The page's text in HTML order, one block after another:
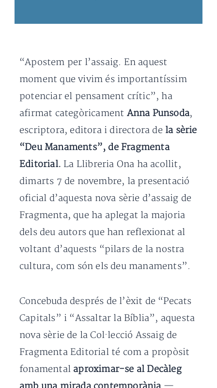
“Apostem per l’assaig. En aquest
moment que vivim és importantíssim
potenciar el pensament crític”, ha
afirmat categòricament Anna Punsoda,
escriptora, editora i directora de la sèrie
“Deu Manaments”, de Fragmenta
Editorial. La Llibreria Ona ha acollit,
dimarts 7 de novembre, la presentació
oficial d’aquesta nova sèrie d’assaig de
Fragmenta, que ha aplegat la majoria
dels deu autors que han reflexionat al
voltant d’aquests “pilars de la nostra
cultura, com són els deu manaments”.
Concebuda després de l’èxit de “Pecats
Capitals” i “Assaltar la Bíblia”, aquesta
nova sèrie de la Col·lecció Assaig de
Fragmenta Editorial té com a propòsit
fonamental aproximar-se al Decàleg